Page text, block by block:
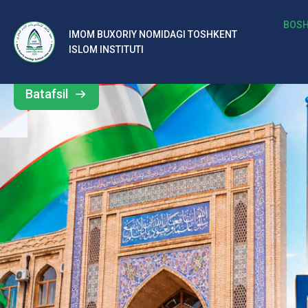
IMOM BUXORIY NOMIDAGI TOSHKENT
ISLOM INSTITUTI
b
al
ar
o‘
rt
a
si
d
Barcha
yangiliklar
Batafsil